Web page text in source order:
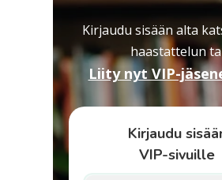
Kirjaudu sisään alta
haastattelun
Liity nyt VIP-
Kirjaudu
VIP-sivuille